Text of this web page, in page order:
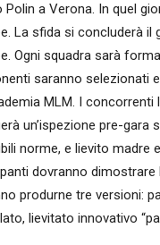
Polin a Verona. In quel
La sfida si concluderà il
Ogni squadra sarà
saranno selezionati
MLM. I
un’ispezione pre-gara
norme, e lievito madre
dovranno
produrne tre versioni:
lievitato innovativo